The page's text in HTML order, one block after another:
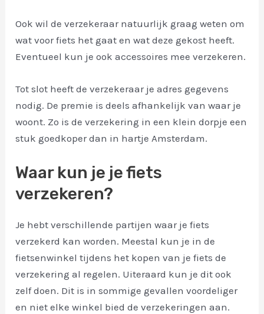
Ook wil de verzekeraar natuurlijk graag weten om
wat voor fiets het gaat en wat deze gekost heeft.
Eventueel kun je ook accessoires mee verzekeren.
Tot slot heeft de verzekeraar je adres gegevens
nodig. De premie is deels afhankelijk van waar je
woont. Zo is de verzekering in een klein dorpje een
stuk goedkoper dan in hartje Amsterdam.
Waar kun je je fiets
verzekeren?
Je hebt verschillende partijen waar je fiets
verzekerd kan worden. Meestal kun je in de
fietsenwinkel tijdens het kopen van je fiets de
verzekering al regelen. Uiteraard kun je dit ook
zelf doen. Dit is in sommige gevallen voordeliger
en niet elke winkel bied de verzekeringen aan.